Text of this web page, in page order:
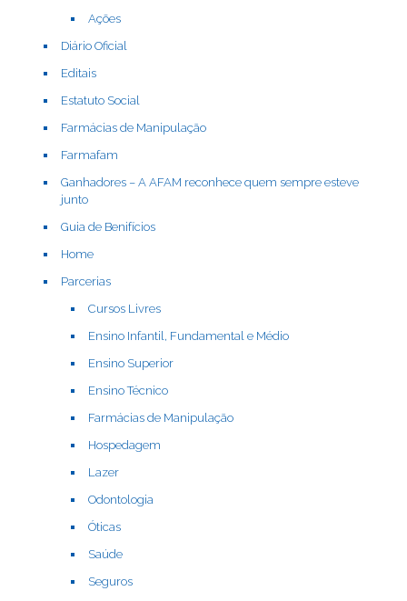
Ações
Diário Oficial
Editais
Estatuto Social
Farmácias de Manipulação
Farmafam
Ganhadores – A AFAM reconhece quem sempre esteve
junto
Guia de Benifícios
Home
Parcerias
Cursos Livres
Ensino Infantil, Fundamental e Médio
Ensino Superior
Ensino Técnico
Farmácias de Manipulação
Hospedagem
Lazer
Odontologia
Óticas
Saúde
Seguros